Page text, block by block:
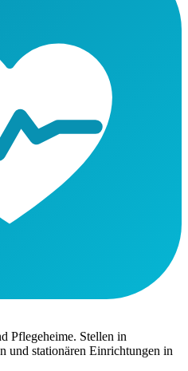
Pflegeheime. Stellen in
und stationären Einrichtungen in